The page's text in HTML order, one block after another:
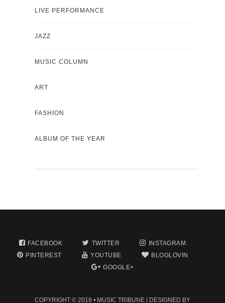
LIVE PERFORMANCE
JAZZ
MUSIC COLUMN
ART
FASHION
ALBUM OF THE YEAR
FACEBOOK TWITTER
INSTAGRAM
PINTEREST
YOUTUBE
BLOGLOVIN
GOOGLE+
COPYRIGHT © 2018 • MUSIC TRIBUNE | DESIGNED BY